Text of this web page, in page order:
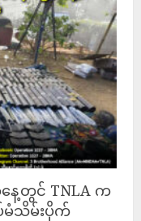
နေ့တွင် TNLA က
မံသိမ်းပိုက်